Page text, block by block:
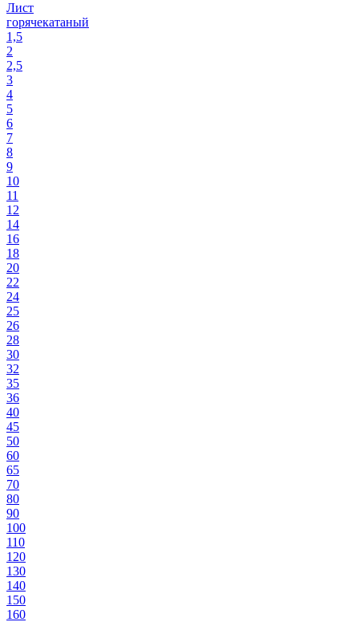
Лист
горячекатаный
1,5
2
2,5
3
4
5
6
7
8
9
10
11
12
14
16
18
20
22
24
25
26
28
30
32
35
36
40
45
50
60
65
70
80
90
100
110
120
130
140
150
160